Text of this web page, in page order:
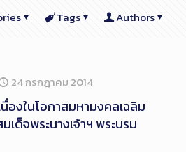
Tags Authors
24 กรกฎาคม 2014
องในโอกาสมหามงคลเฉลิม
เด็จพระนางเจ้าฯ พระบรม